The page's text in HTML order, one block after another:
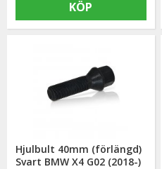
KÖP
Hjulbult 40mm (förlängd)
Svart BMW X4 G02 (2018-)